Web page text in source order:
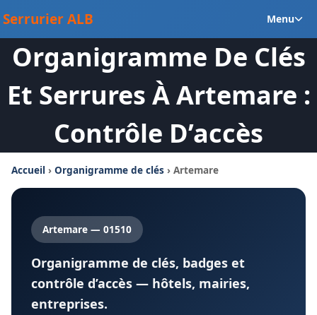
au
contenu
Serrurier ALB Menu
Organigramme De Clés
Et Serrures À Artemare :
Contrôle D’accès
Accueil › Organigramme de clés › Artemare
Artemare — 01510
Organigramme de clés, badges et
contrôle d’accès — hôtels, mairies,
entreprises.